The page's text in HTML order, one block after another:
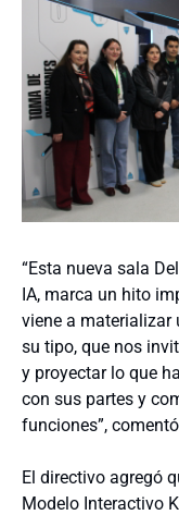
“Esta nueva sala
IA, marca un hito
viene a materializar
su tipo, que nos
y proyectar lo que
con sus partes y
funciones”,
El directivo agregó
Modelo Interactivo